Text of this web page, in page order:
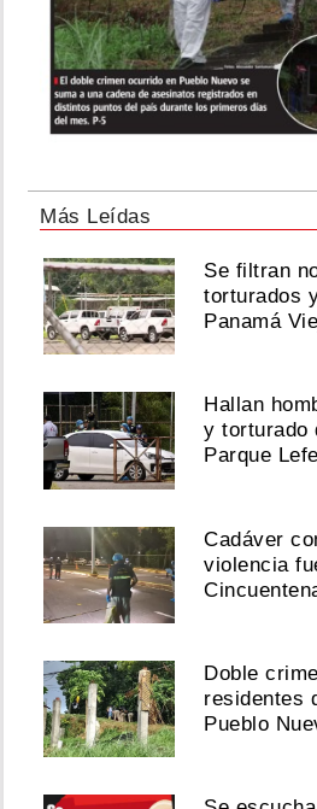
Más Leídas
Se filtran
torturados
Panamá
Hallan
y torturado
Parque
Cadáver
violencia
Doble
residentes
Pueblo